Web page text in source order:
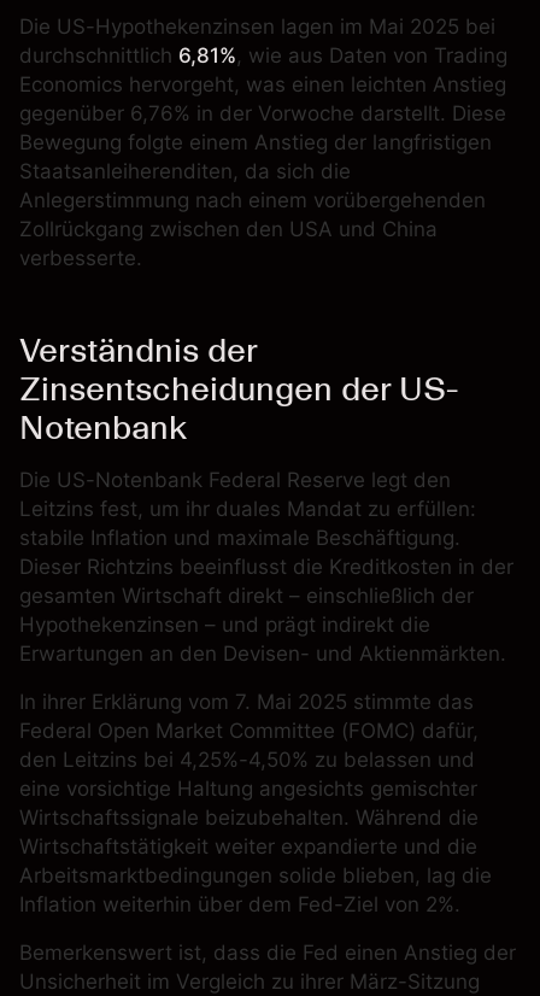
Die US-Hypothekenzinsen lagen im Mai 2025 bei
durchschnittlich 6,81%, wie aus Daten von Trading
Economics hervorgeht, was einen leichten Anstieg
gegenüber 6,76% in der Vorwoche darstellt. Diese
Bewegung folgte einem Anstieg der langfristigen
Staatsanleiherenditen, da sich die
Anlegerstimmung nach einem vorübergehenden
Zollrückgang zwischen den USA und China
verbesserte.
Verständnis der
Zinsentscheidungen der US-
Notenbank
Die US-Notenbank Federal Reserve legt den
Leitzins fest, um ihr duales Mandat zu erfüllen:
stabile Inflation und maximale Beschäftigung.
Dieser Richtzins beeinflusst die Kreditkosten in der
gesamten Wirtschaft direkt – einschließlich der
Hypothekenzinsen – und prägt indirekt die
Erwartungen an den Devisen- und Aktienmärkten.
In ihrer Erklärung vom 7. Mai 2025 stimmte das
Federal Open Market Committee (FOMC) dafür,
den Leitzins bei 4,25%-4,50% zu belassen und
eine vorsichtige Haltung angesichts gemischter
Wirtschaftssignale beizubehalten. Während die
Wirtschaftstätigkeit weiter expandierte und die
Arbeitsmarktbedingungen solide blieben, lag die
Inflation weiterhin über dem Fed-Ziel von 2%.
Bemerkenswert ist, dass die Fed einen Anstieg der
Unsicherheit im Vergleich zu ihrer März-Sitzung